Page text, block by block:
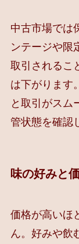
中古市場では
ンテージや限
取引されるこ
は下がります
と取引がスム
管状態を確認
味の好みと
価格が高いほ
ん。好みや飲